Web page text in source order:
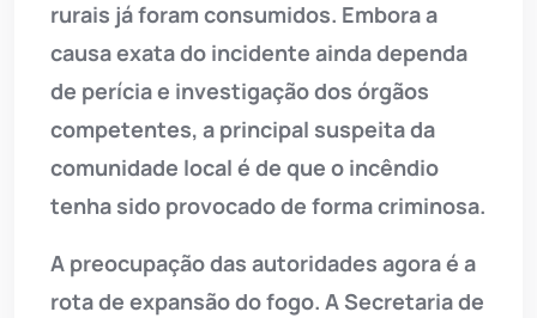
rurais já foram consumidos. Embora a
causa exata do incidente ainda dependa
de perícia e investigação dos órgãos
competentes, a principal suspeita da
comunidade local é de que o incêndio
tenha sido provocado de forma criminosa.
A preocupação das autoridades agora é a
rota de expansão do fogo. A Secretaria de